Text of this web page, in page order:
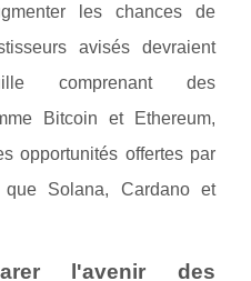
les chances de
avisés devraient
comprenant des
Bitcoin et Ethereum,
opportunités offertes par
que Solana, Cardano et
l'avenir des